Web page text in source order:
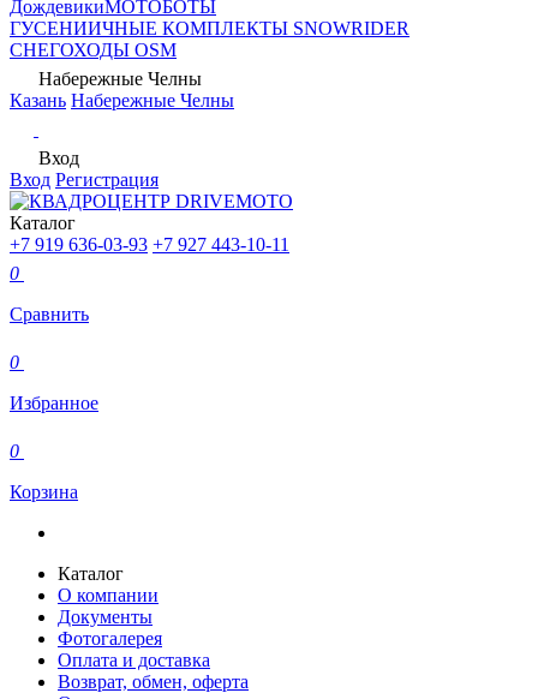
ДождевикиМОТОБОТЫ
ГУСЕНИИЧНЫЕ КОМПЛЕКТЫ SNOWRIDER
СНЕГОХОДЫ OSM
Набережные Челны
Казань Набережные Челны
Вход
Вход Регистрация
Каталог
+7 919 636-03-93 +7 927 443-10-11
0
Сравнить
0
Избранное
0
Корзина
Каталог
О компании
Документы
Фотогалерея
Оплата и доставка
Возврат, обмен, оферта